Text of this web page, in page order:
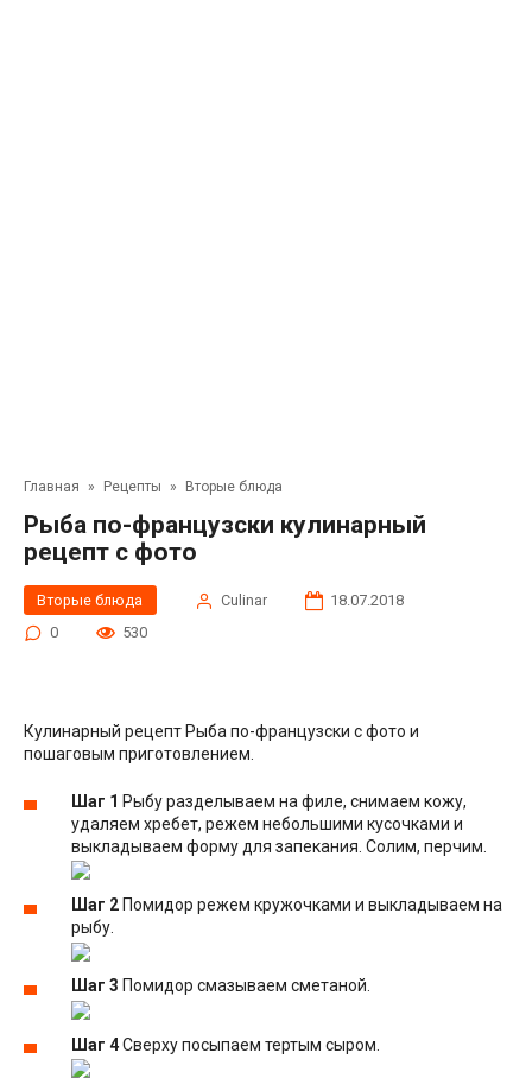
Главная » Рецепты » Вторые блюда
Рыба по-французски кулинарный
рецепт с фото
Вторые блюда Сulinar
18.07.2018
0
530
Кулинарный рецепт Рыба по-французски с фото и
пошаговым приготовлением.
Шаг 1 Рыбу разделываем на филе, снимаем кожу,
удаляем хребет, режем небольшими кусочками и
выкладываем форму для запекания. Солим, перчим.
Шаг 2 Помидор режем кружочками и выкладываем на
рыбу.
Шаг 3 Помидор смазываем сметаной.
Шаг 4Сверху посыпаем тертым сыром.